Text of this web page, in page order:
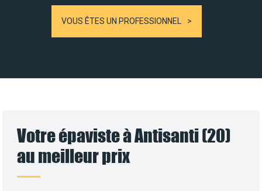
VOUS ÊTES UN PROFESSIONNEL
Votre épaviste à Antisanti (20)
au meilleur prix